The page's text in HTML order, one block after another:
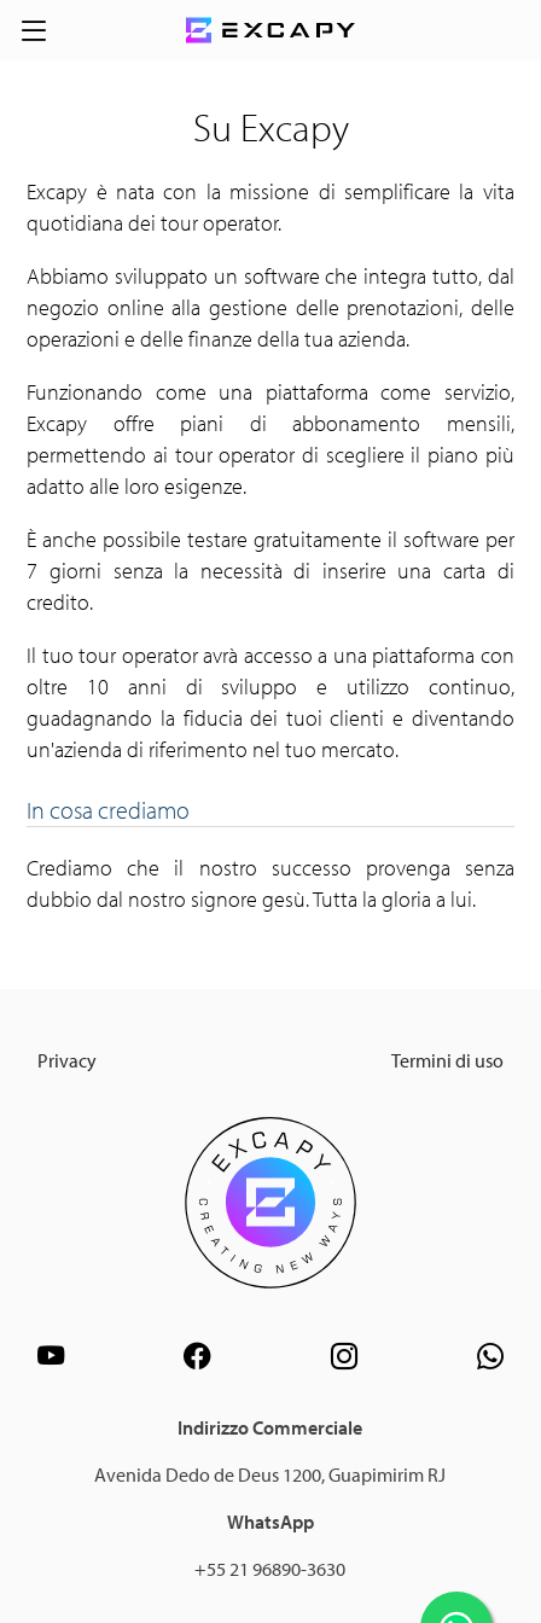
Su Excapy
Excapy è nata con la missione di semplificare la vita
quotidiana dei tour operator.
Abbiamo sviluppato un software che integra tutto, dal
negozio online alla gestione delle prenotazioni, delle
operazioni e delle finanze della tua azienda.
Funzionando come una piattaforma come servizio,
Excapy offre piani di abbonamento mensili,
permettendo ai tour operator di scegliere il piano più
adatto alle loro esigenze.
È anche possibile testare gratuitamente il software per
7 giorni senza la necessità di inserire una carta di
credito.
Il tuo tour operator avrà accesso a una piattaforma con
oltre 10 anni di sviluppo e utilizzo continuo,
guadagnando la fiducia dei tuoi clienti e diventando
un'azienda di riferimento nel tuo mercato.
In cosa crediamo
Crediamo che il nostro successo provenga senza
dubbio dal nostro signore gesù. Tutta la gloria a lui.
Privacy Termini di uso
Indirizzo Commerciale
Avenida Dedo de Deus 1200, Guapimirim RJ
WhatsApp
+55 21 96890-3630